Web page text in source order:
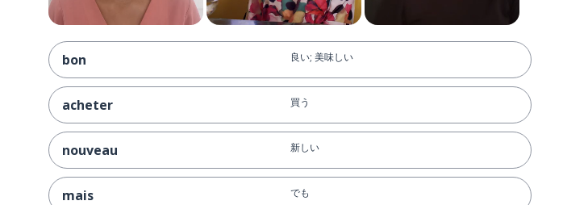
bon 良い; 美味しい
acheter 買う
nouveau 新しい
mais でも